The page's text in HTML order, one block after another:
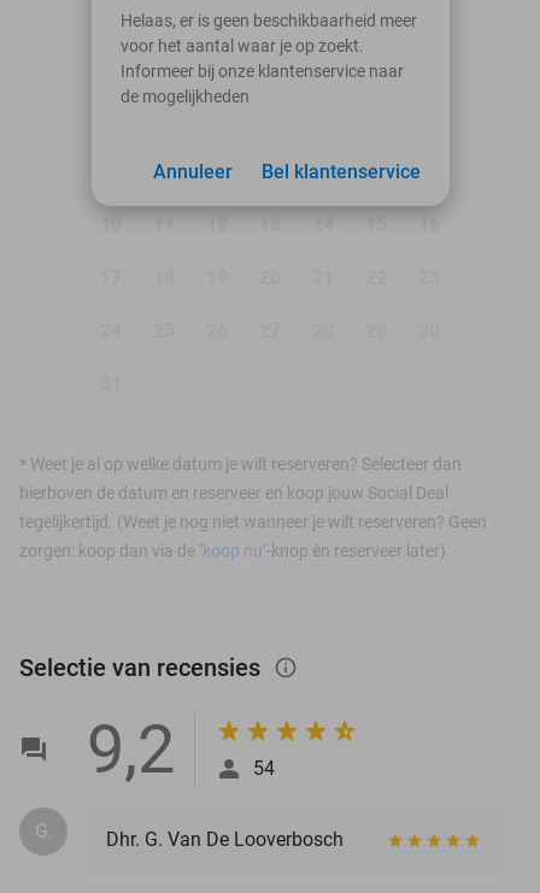
augustus 2026
Ma
Di Wo Do Vr
4 5 6 7 8
* Weet je al op welke datum je wilt reserveren? Selecteer dan
hierboven de datum en reserveer en koop jouw Social Deal
tegelijkertijd. (Weet je nog niet wanneer je wilt reserveren? Geen
zorgen: koop dan via de ‘koop nu’-knop én reserveer later)
Helaas, er is geen beschikbaarheid meer
voor het aantal waar je op zoekt.
Informeer bij onze klantenservice naar
de mogelijkheden
Bel klantenservice
Annuleer
Selectie van recensies info_outlined
9,2 54
G. Dhr. G. Van De Looverbosch